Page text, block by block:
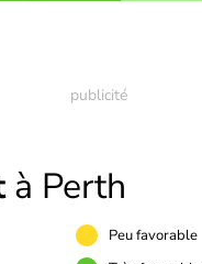
à Perth
Peu favorable